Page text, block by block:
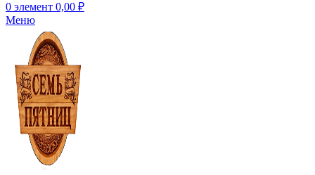
0 элемент 0,00 ₽
Меню